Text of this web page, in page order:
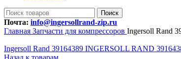
Поиск
Почта: info@ingersollrand-zip.ru
Главная Запчасти для компрессоров Ingersoll Rand
Ingersoll Rand 39164389 INGERSOLL RAND
Назад к товарам